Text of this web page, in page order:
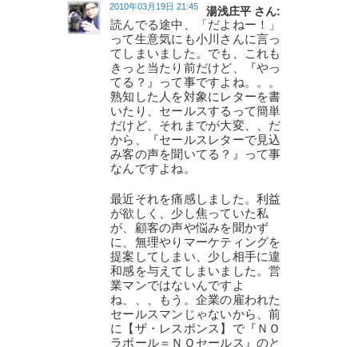
湯浅庄平 さん:
2010年03月19日 21:45
読んでる途中、「だよねー！」
って生意気にも小川さんに言っ
てしまいました。でも、これも
きっと当たり前だけど、『やっ
てる？』って事ですよね。。。
熟知した人を対象にレターを書
いたり、セールスするって簡単
だけど、それまでが大変、、だ
から、『セールスレターで見込
み客の声を聞いてる？』って事
なんですよね。
最近それを痛感しました。利益
が欲しく、少し焦っていた私
が、顧客の声や悩みを聞かず
に、無理やりマーケティングを
提案してしまい、少し相手に違
和感を与えてしまいました。営
業マンではないんですよ
ね、、、もう。企業の雇われた
セールスマンじゃないから、前
に【ザ・レスポンス】で『ＮＯ
ラポール＝ＮＯセールス』のと